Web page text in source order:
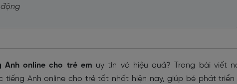
động
Anh online cho trẻ em uy tín và hiệu quả? Trong bài viết
tiếng Anh online cho trẻ tốt nhất hiện nay, giúp bé phát triển